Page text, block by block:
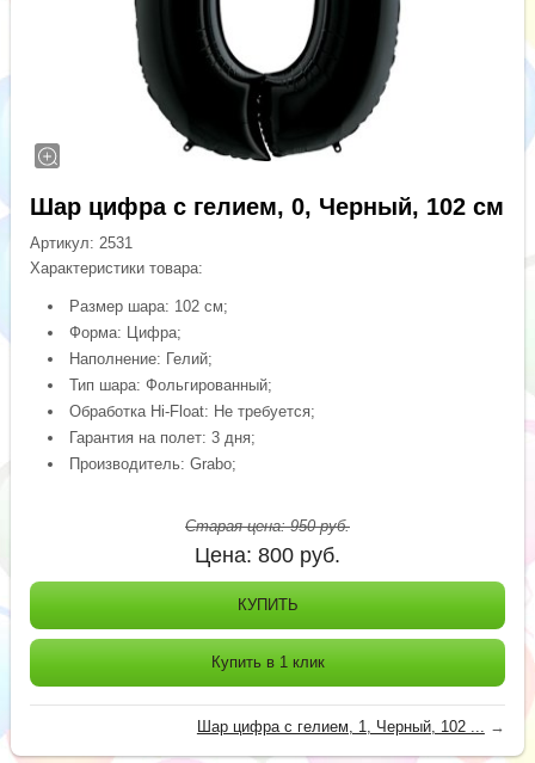
Шар цифра с гелием, 0, Черный, 102 см
Артикул: 2531
Характеристики товара:
Размер шара: 102 см;
Форма: Цифра;
Наполнение: Гелий;
Тип шара: Фольгированный;
Обработка Hi-Float: Не требуется;
Гарантия на полет: 3 дня;
Производитель: Grabo;
Старая цена:950руб.
Цена: 800 руб.
КУПИТЬ
Купить в 1 клик
Шар цифра с гелием, 1, Черный, 102 ... →